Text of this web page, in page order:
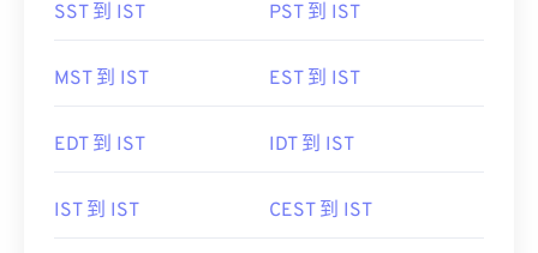
SST 到 IST PST 到 IST
MST 到 IST EST 到 IST
EDT 到 IST IDT 到 IST
IST 到 IST CEST 到 IST